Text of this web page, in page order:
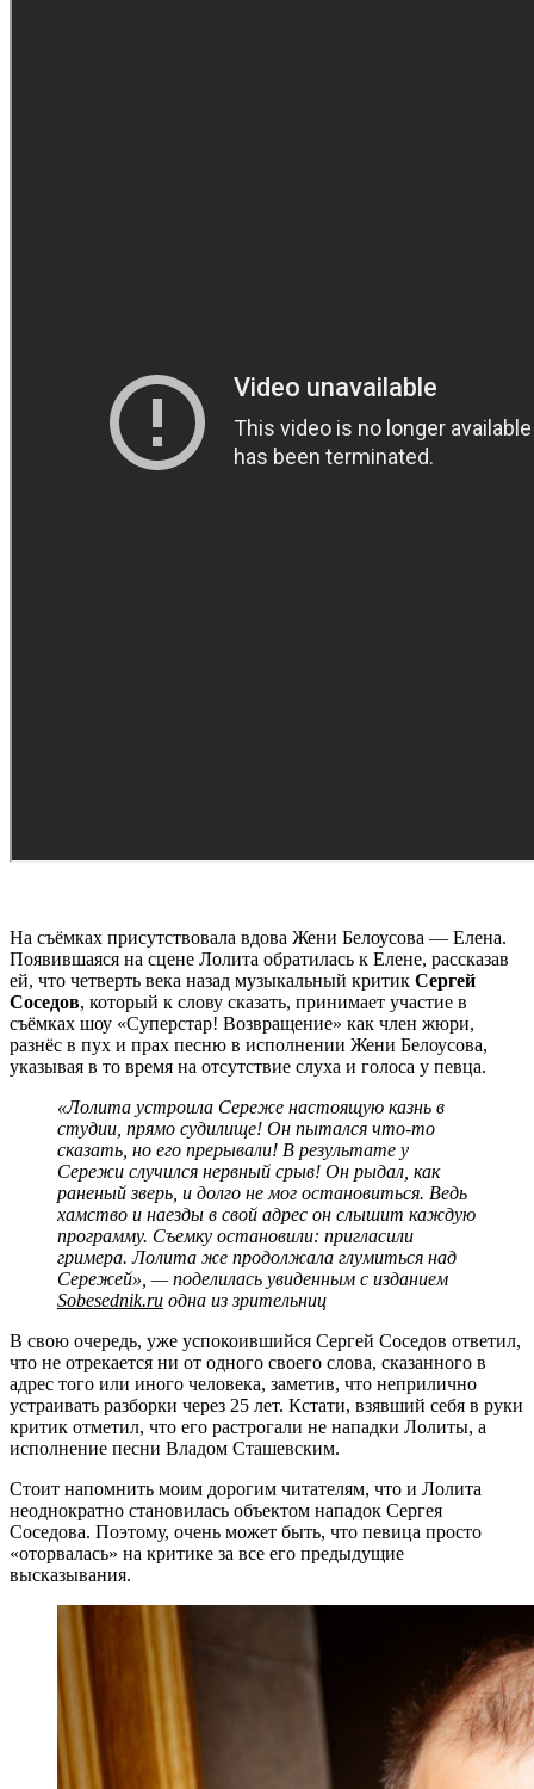
На съёмках присутствовала вдова Жени Белоусова — Елена.
Появившаяся на сцене Лолита обратилась к Елене, рассказав
ей, что четверть века назад музыкальный критик Сергей
Соседов, который к слову сказать, принимает участие в
съёмках шоу «Суперстар! Возвращение» как член жюри,
разнёс в пух и прах песню в исполнении Жени Белоусова,
указывая в то время на отсутствие слуха и голоса у певца.
«Лолита устроила Сереже настоящую казнь в
студии, прямо судилище! Он пытался что-то
сказать, но его прерывали! В результате у
Сережи случился нервный срыв! Он рыдал, как
раненый зверь, и долго не мог остановиться. Ведь
хамство и наезды в свой адрес он слышит каждую
программу. Съемку остановили: пригласили
гримера. Лолита же продолжала глумиться над
Сережей», — поделилась увиденным с изданием
Sobesednik.ru одна из зрительниц
В свою очередь, уже успокоившийся Сергей Соседов ответил,
что не отрекается ни от одного своего слова, сказанного в
адрес того или иного человека, заметив, что неприлично
устраивать разборки через 25 лет. Кстати, взявший себя в руки
критик отметил, что его растрогали не нападки Лолиты, а
исполнение песни Владом Сташевским.
Стоит напомнить моим дорогим читателям, что и Лолита
неоднократно становилась объектом нападок Сергея
Соседова. Поэтому, очень может быть, что певица просто
«оторвалась» на критике за все его предыдущие
высказывания.